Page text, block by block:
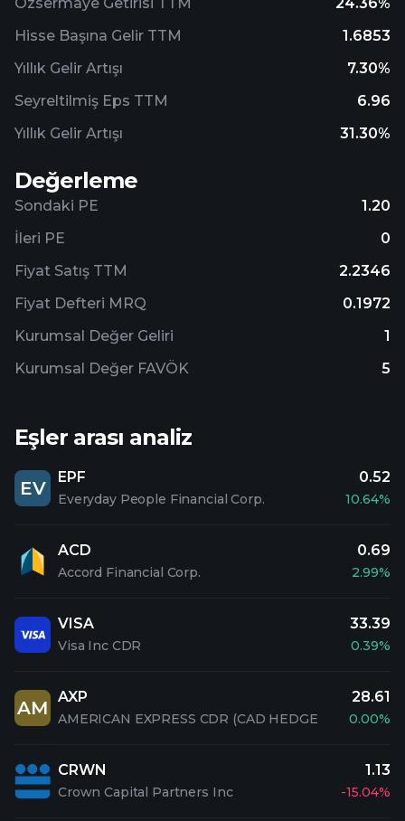
Hisse Başına Gelir TTM
1.6853
Yıllık Gelir Artışı
7.30%
Seyreltilmiş Eps TTM
6.96
Yıllık Gelir Artışı
31.30%
Değerleme
Sondaki PE
1.20
İleri PE
0
Fiyat Satış TTM
2.2346
Fiyat Defteri MRQ
0.1972
Kurumsal Değer Geliri
1
Kurumsal Değer FAVÖK
5
Eşler arası analiz
EV
EPF
Everyday People Financial Corp.
0.52
10.64%
ACD
Accord Financial Corp.
0.69
2.99%
VISA
Visa Inc CDR
33.39
0.39%
AM
AXP
AMERICAN EXPRESS CDR (CAD HEDGE
28.61
0.00%
CRWN
Crown Capital Partners Inc
1.13
-15.04%